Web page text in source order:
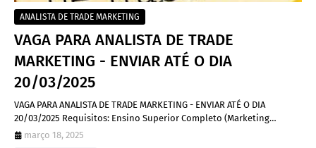
ANALISTA DE TRADE MARKETING
VAGA PARA ANALISTA DE TRADE
MARKETING - ENVIAR ATÉ O DIA
20/03/2025
VAGA PARA ANALISTA DE TRADE MARKETING - ENVIAR ATÉ O DIA
20/03/2025 Requisitos: Ensino Superior Completo (Marketing…
março 18, 2025